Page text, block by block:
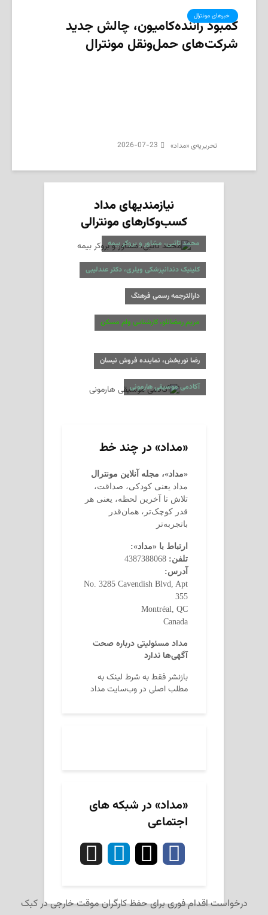
‌ خبرهای مونترال
کمبود راننده‌کامیون، چالش جدید
شرکت‌های حمل‌ونقل مونترال
تحریریه‌ی «مداد» 2026-07-23
نیازمندیهای مداد
کسب‌وکارهای مونترالی
محمد تائبی، مشاور و بروکر بیمه
کلینیک دندانپزشکی ویلری، دکتر عندلیبی
دارالترجمه رسمی فرهنگ
مریم رمضانلو، کارشناس وام مسکن
رضا نوربخش، نماینده فروش نیسان
آکادمی موسیقی هارمونی
«مداد» در چند خط
«مداد»، مجله آنلاین مونترال
مداد یعنی کودکی، صداقت،
تلاش تا آخرین لحظه، یعنی هر
قدر کوچک‌تر، همان‌قدر
باتجربه‌تر
ارتباط با «مداد»:
تلفن:
آدرس:
No. 3285 Cavendish Blvd, Apt
355
Montréal, QC
Canada
مداد مسئولیتی درباره صحت
آگهی‌ها ندارد
بازنشر فقط به شرط لینک به
مطلب اصلی در وب‌سایت مداد
«مداد» در شبکه های
اجتماعی
درخواست اقدام فوری برای حفظ کارگران موقت خارجی در کبک